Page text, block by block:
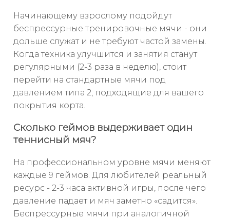
Начинающему взрослому подойдут
беспрессурные тренировочные мячи - они
дольше служат и не требуют частой замены.
Когда техника улучшится и занятия станут
регулярными (2-3 раза в неделю), стоит
перейти на стандартные мячи под
давлением типа 2, подходящие для вашего
покрытия корта.
Сколько геймов выдерживает один
теннисный мяч?
На профессиональном уровне мячи меняют
каждые 9 геймов. Для любителей реальный
ресурс - 2-3 часа активной игры, после чего
давление падает и мяч заметно «садится».
Беспрессурные мячи при аналогичной